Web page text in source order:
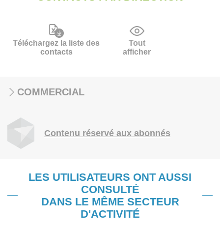
Téléchargez la liste des
contacts
Tout
afficher
COMMERCIAL
Contenu réservé aux abonnés
LES UTILISATEURS ONT AUSSI
CONSULTÉ
DANS LE MÊME SECTEUR
D'ACTIVITÉ